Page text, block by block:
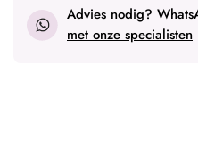
Advies nodig?
met onze specialisten